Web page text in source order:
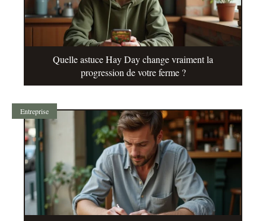
Quelle astuce Hay Day change vraiment la
progression de votre ferme ?
Entreprise